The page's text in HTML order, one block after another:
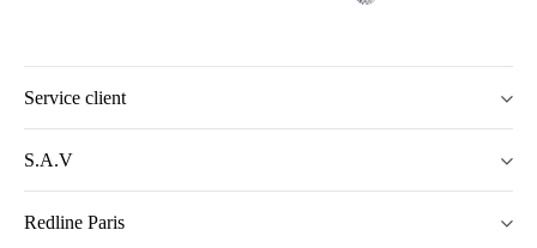
Service client
S.A.V
Redline Paris